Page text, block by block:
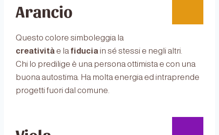
Arancio
Questo colore simboleggia la
creativitàe la fiduciain sé stessi e negli altri.
Chi lo predilige è una persona ottimista e con una
buona autostima. Ha molta energia ed intraprende
progetti fuori dal comune.